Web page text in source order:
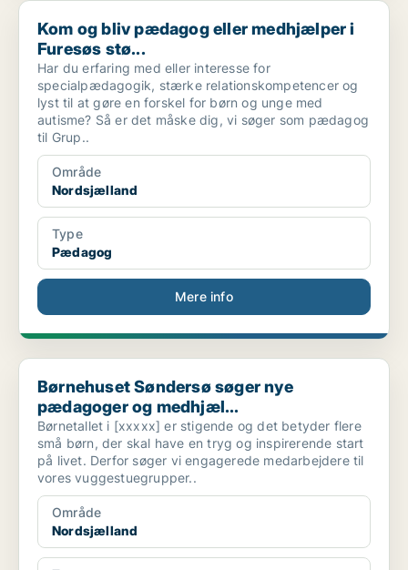
Kom og bliv pædagog eller medhjælper i Furesøs stø...
Kom og bliv pædagog eller medhjælper i
Furesøs stø...
Har du erfaring med eller interesse for
specialpædagogik, stærke relationskompetencer og
lyst til at gøre en forskel for børn og unge med
autisme? Så er det måske dig, vi søger som pædagog
til Grup..
Område
Nordsjælland
Type
Pædagog
Mere info
Børnehuset Søndersø søger nye pædagoger og medhjæl...
Børnehuset Søndersø søger nye
pædagoger og medhjæl...
Børnetallet i [xxxxx] er stigende og det betyder flere
små børn, der skal have en tryg og inspirerende start
på livet. Derfor søger vi engagerede medarbejdere til
vores vuggestuegrupper..
Område
Nordsjælland